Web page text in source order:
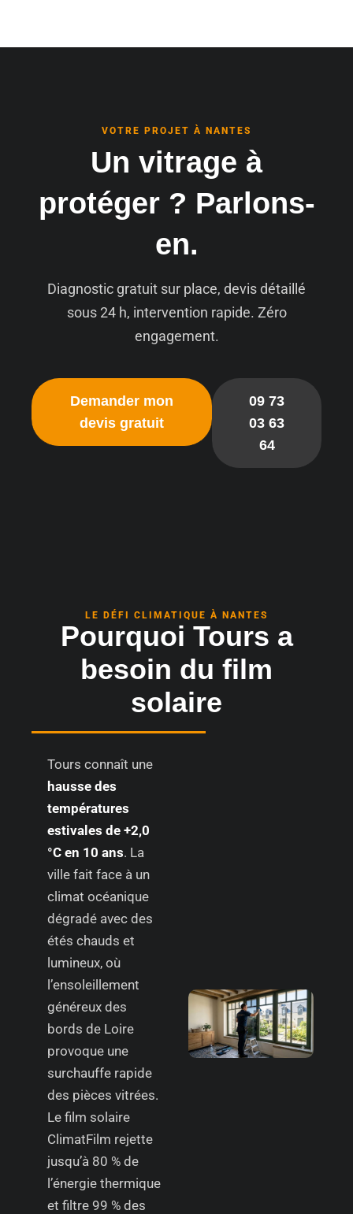
VOTRE PROJET À NANTES
Un vitrage à
protéger ? Parlons-
en.
Diagnostic gratuit sur place, devis détaillé
sous 24 h, intervention rapide. Zéro
engagement.
Demander mon
devis gratuit
09 73
03 63
64
LE DÉFI CLIMATIQUE À NANTES
Pourquoi Tours a
besoin du film
solaire
Tours connaît une
hausse des
températures
estivales de +2,0
°C en 10 ans. La
ville fait face à un
climat océanique
dégradé avec des
étés chauds et
lumineux, où
l’ensoleillement
généreux des
bords de Loire
provoque une
surchauffe rapide
des pièces vitrées.
Le film solaire
ClimatFilm rejette
jusqu’à 80 % de
l’énergie thermique
et filtre 99 % des